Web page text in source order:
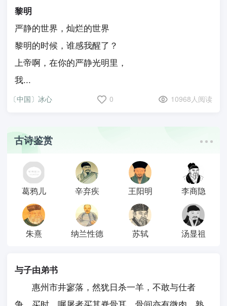
黎明
严静的世界，灿烂的世界
黎明的时候，谁感我醒了？
上帝啊，在你的严静光明里，
我...
〔中国〕冰心 0 10968人阅读
古诗鉴赏
葛鸦儿 辛弃疾 王阳明 李商隐
朱熹 纳兰性德 苏轼 汤显祖
与子由弟书
惠州市井寥落，然犹日杀一羊，不敢与仕者